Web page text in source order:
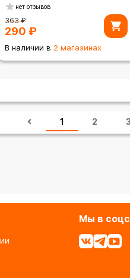
нет отзывов
363₽
290 ₽
В наличии в 2 магазинах
1 2 3
Мы в